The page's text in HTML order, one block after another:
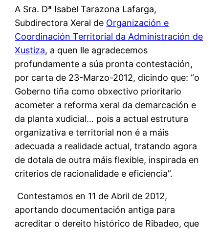
A Sra. Dª Isabel Tarazona Lafarga,
Subdirectora Xeral de Organización e
Coordinación Territorial da Administración de
Xustiza, a quen lle agradecemos
profundamente a súa pronta contestación,
por carta de 23-Marzo-2012, dicindo que: “o
Goberno tiña como obxectivo prioritario
acometer a reforma xeral da demarcación e
da planta xudicial… pois a actual estrutura
organizativa e territorial non é a máis
adecuada a realidade actual, tratando agora
de dotala de outra máis flexible, inspirada en
criterios de racionalidade e eficiencia”.
Contestamos en 11 de Abril de 2012,
aportando documentación antiga para
acreditar o dereito histórico de Ribadeo, que